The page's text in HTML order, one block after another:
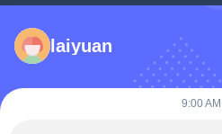
Strona Główna
Produkty
Filmy
laiyuan
9:00 AM